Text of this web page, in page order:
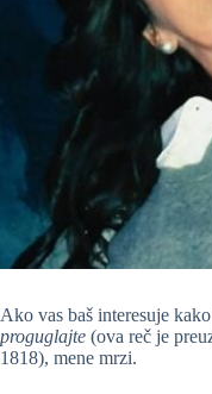
Ako vas baš interesuje
proguglajte (ova reč je
1818), mene mrzi.